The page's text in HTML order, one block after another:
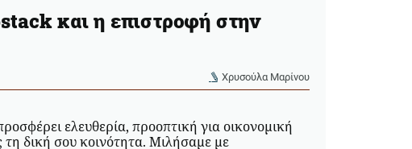
και η επιστροφή στην
Χρυσούλα Μαρίνου
ελευθερία, προοπτική για οικονομική
τη δική σου κοινότητα. Μιλήσαμε με